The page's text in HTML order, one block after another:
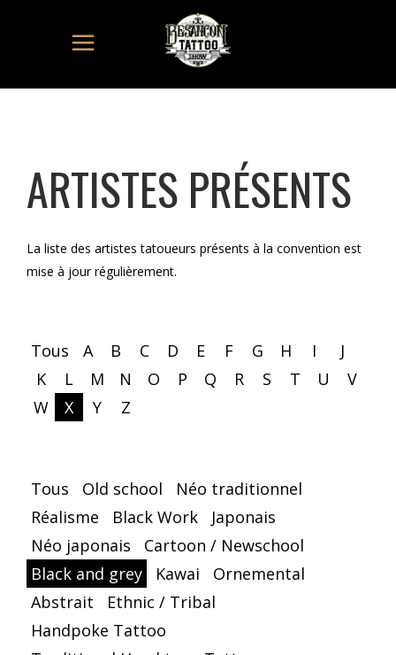
ARTISTES PRÉSENTS
La liste des artistes tatoueurs présents à la convention est
mise à jour régulièrement.
Tous A B C D E F G H I
J
K
L M N O P Q R S T U
V
W
X Y Z
Tous Old school
Néo traditionnel
Réalisme
Black Work
Japonais
Néo japonais
Cartoon / Newschool
Black and grey
Kawai
Ornemental
Abstrait
Ethnic / Tribal
Handpoke Tattoo